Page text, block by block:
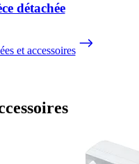
détachée
et accessoires